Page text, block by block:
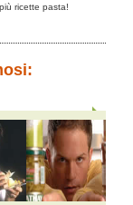
ricette pasta!